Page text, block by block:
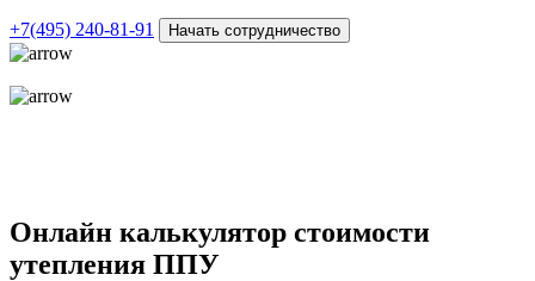
+7(495) 240-81-91 Начать сотрудничество
Онлайн калькулятор стоимости
утепления ППУ